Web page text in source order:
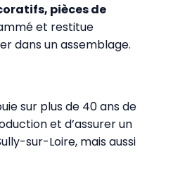
pièces de
et restitue
dans un assemblage.
sur plus de 40 ans de
et d’assurer un
sur-Loire, mais aussi